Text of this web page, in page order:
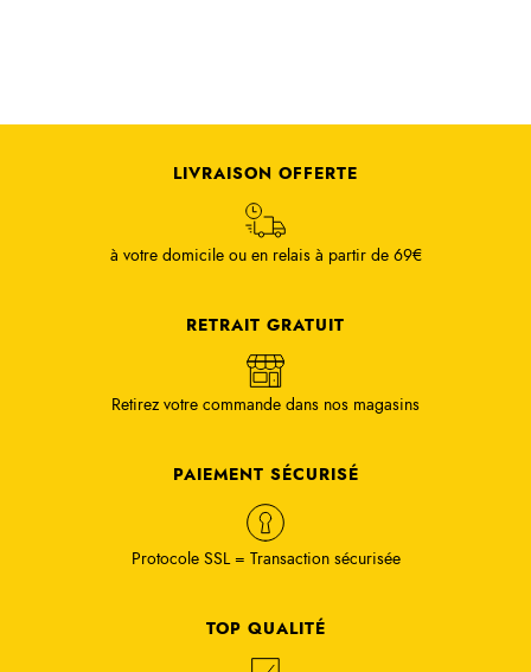
LIVRAISON OFFERTE
à votre domicile ou en relais à partir de 69€
RETRAIT GRATUIT
Retirez votre commande dans nos magasins
PAIEMENT SÉCURISÉ
Protocole SSL = Transaction sécurisée
TOP QUALITÉ